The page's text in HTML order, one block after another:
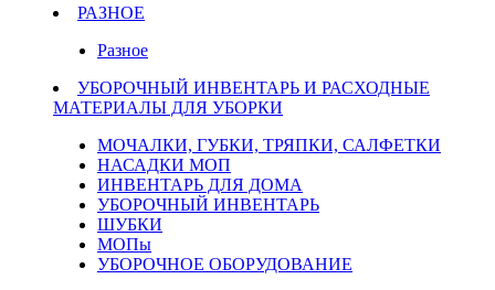
РАЗНОЕ
Разное
УБОРОЧНЫЙ ИНВЕНТАРЬ И РАСХОДНЫЕ
МАТЕРИАЛЫ ДЛЯ УБОРКИ
МОЧАЛКИ, ГУБКИ, ТРЯПКИ, САЛФЕТКИ
НАСАДКИ МОП
ИНВЕНТАРЬ ДЛЯ ДОМА
УБОРОЧНЫЙ ИНВЕНТАРЬ
ШУБКИ
МОПы
УБОРОЧНОЕ ОБОРУДОВАНИЕ